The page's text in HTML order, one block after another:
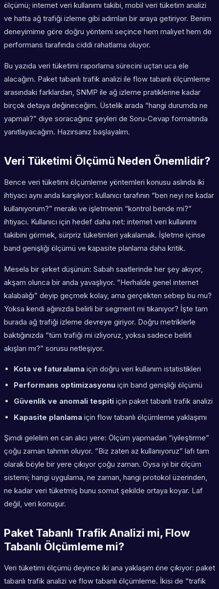
ölçümü; internet veri kullanımı takibi, mobil veri tüketim analizi
ve hatta ağ trafiği izleme gibi adımları bir araya getiriyor. Benim
deneyimime göre doğru yöntemi seçince hem maliyet hem de
performans tarafında ciddi rahatlama oluyor.
Bu yazıda veri tüketimi raporlama sürecini uçtan uca ele
alacağım. Paket tabanlı trafik analizi ile flow tabanlı ölçümleme
arasındaki farklardan, SNMP ile ağ izleme pratiklerine kadar
birçok detaya değineceğim. Üstelik arada “hangi durumda ne
yapmalı?” diye soracağınız şeyleri de Soru-Cevap formatında
yanıtlayacağım. Hazırsanız başlayalım.
Veri Tüketimi Ölçümü Neden Önemlidir?
Bence veri tüketimi ölçümleme yöntemleri konusu aslında iki
ihtiyacı aynı anda karşılıyor: kullanıcı tarafının “ben neyi ne kadar
kullanıyorum?” merakı ve işletmenin “kontrol bende mi?”
ihtiyacı. Kullanıcı için hedef daha net: internet veri kullanımı
takibini görmek, sürpriz tüketimleri yakalamak. İşletme içinse
band genişliği ölçümü ve kapasite planlama daha kritik.
Mesela bir şirket düşünün: Sabah saatlerinde her şey akıyor,
akşam olunca bir anda yavaşlıyor. “Herhalde genel internet
kalabalığı” deyip geçmek kolay, ama gerçekten sebep bu mu?
Yoksa kendi ağınızda belirli bir segment mi tıkanıyor? İşte tam
burada ağ trafiği izleme devreye giriyor. Doğru metriklerle
baktığınızda “tüm trafiği mi izliyoruz, yoksa sadece belirli
akışları mı?” sorusu netleşiyor.
Kota ve faturalama için doğru veri kullanım istatistikleri
Performans optimizasyonu için band genişliği ölçümü
Güvenlik ve anomali tespiti için paket tabanlı trafik analizi
Kapasite planlama için flow tabanlı ölçümleme yaklaşımı
Şimdi gelelim en can alıcı yere: Ölçüm yapmadan “iyileştirme”
çoğu zaman tahmin oluyor. “Biz zaten az kullanıyoruz” lafı tam
olarak böyle bir yere çıkıyor çoğu zaman. Oysa iyi bir ölçüm
sistemi; hangi uygulama, ne zaman, hangi protokol üzerinden,
ne kadar veri tüketmiş bunu somut şekilde ortaya koyar. Laf
değil, veri konuşur.
Paket Tabanlı Trafik Analizi mi, Flow
Tabanlı Ölçümleme mi?
Veri tüketimi ölçümü deyince iki ana yaklaşım öne çıkıyor: paket
tabanlı trafik analizi ve flow tabanlı ölçümleme. İkisi de “trafik